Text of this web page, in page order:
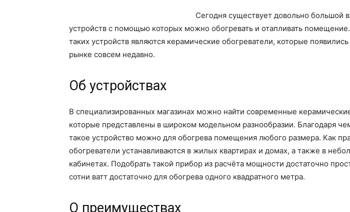
Сегодня существует довольно большой
устройств с помощью которых можно обогревать и отапливать
таких устройств являются керамические обогреватели, которые
рынке совсем недавно.
Об устройствах
В специализированных магазинах можно найти современные
которые представлены в широком модельном разнообразии. Благодаря
такое устройство можно для обогрева помещения любого размера. Как
обогреватели устанавливаются в жилых квартирах и домах, а также в
кабинетах. Подобрать такой прибор из расчёта мощности достаточно
сотни ватт достаточно для обогрева одного квадратного метра.
О преимуществах